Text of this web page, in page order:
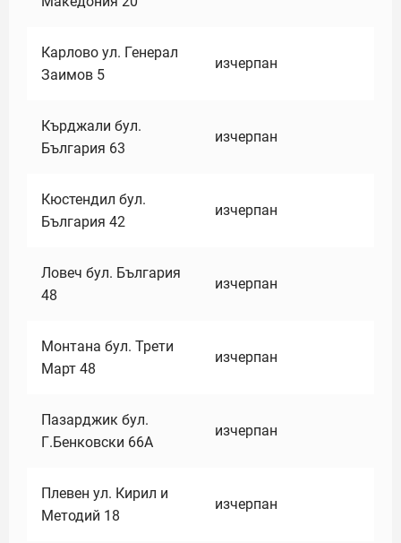
Карлово ул. Генерал
Заимов 5
изчерпан
Кърджали бул.
България 63
изчерпан
Кюстендил бул.
България 42
изчерпан
Ловеч бул. България
48
изчерпан
Монтана бул. Трети
Март 48
изчерпан
Пазарджик бул.
Г.Бенковски 66А
изчерпан
Плевен ул. Кирил и
Методий 18
изчерпан